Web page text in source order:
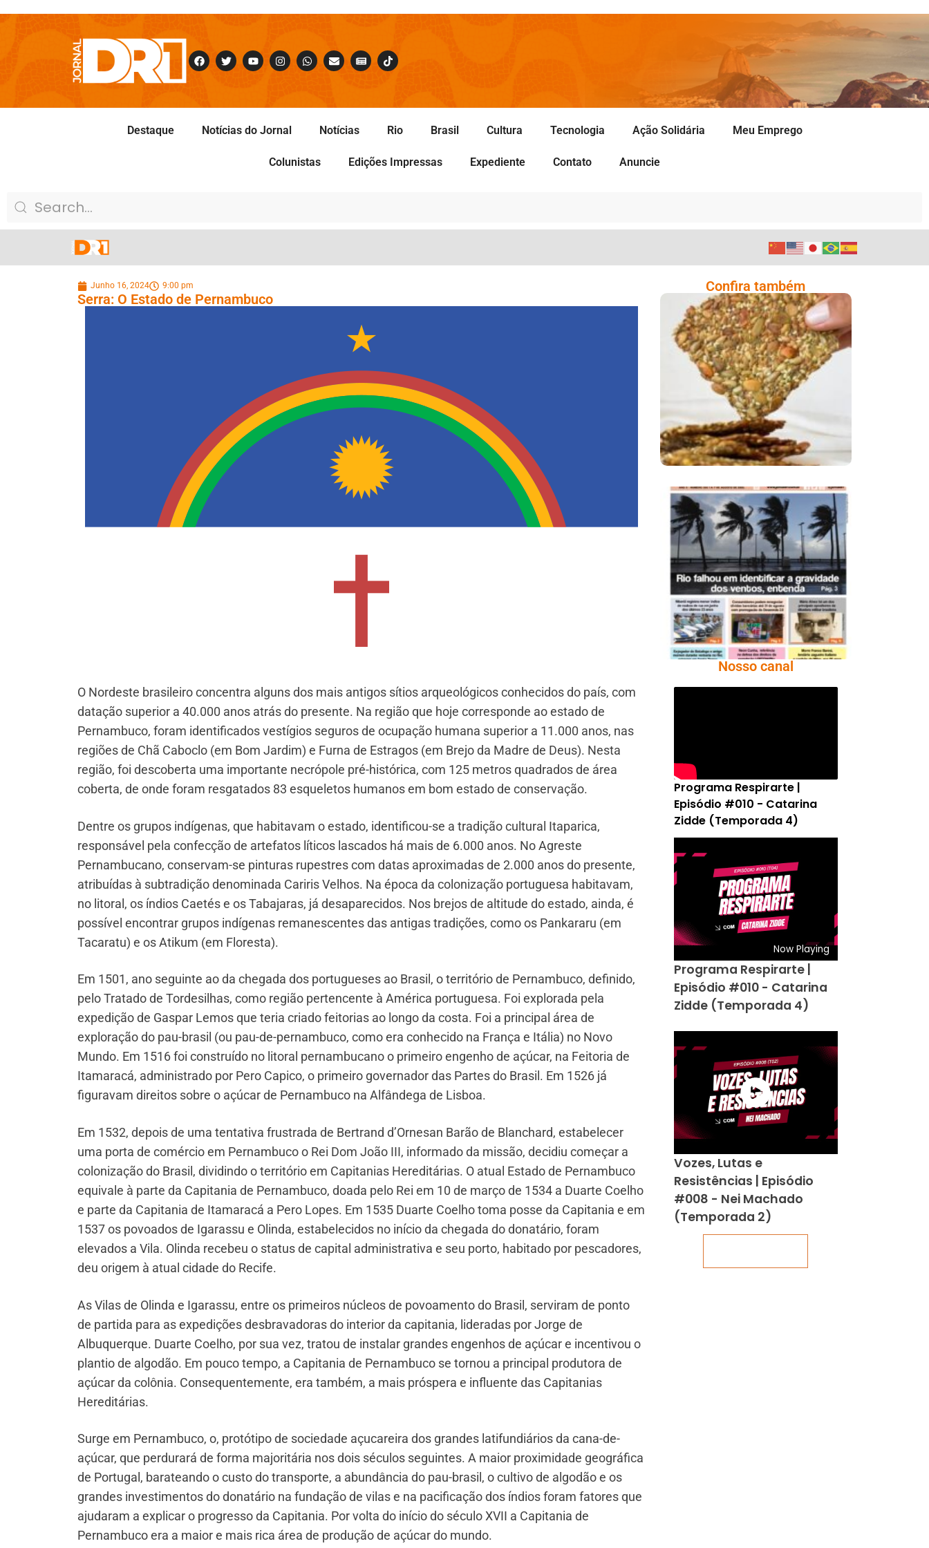
Destaque Notícias do Jornal Notícias Rio Brasil Cultura Tecnologia Ação Solidária Meu Emprego
Colunistas Edições Impressas Expediente Contato Anuncie
Junho 16, 2024 9:00 pm
Serra: O Estado de Pernambuco
O Nordeste brasileiro concentra alguns dos mais antigos sítios arqueológicos conhecidos do país, com
datação superior a 40.000 anos atrás do presente. Na região que hoje corresponde ao estado de
Pernambuco, foram identificados vestígios seguros de ocupação humana superior a 11.000 anos, nas
regiões de Chã Caboclo (em Bom Jardim) e Furna de Estragos (em Brejo da Madre de Deus). Nesta
região, foi descoberta uma importante necrópole pré-histórica, com 125 metros quadrados de área
coberta, de onde foram resgatados 83 esqueletos humanos em bom estado de conservação.
Dentre os grupos indígenas, que habitavam o estado, identificou-se a tradição cultural Itaparica,
responsável pela confecção de artefatos líticos lascados há mais de 6.000 anos. No Agreste
Pernambucano, conservam-se pinturas rupestres com datas aproximadas de 2.000 anos do presente,
atribuídas à subtradição denominada Cariris Velhos. Na época da colonização portuguesa habitavam,
no litoral, os índios Caetés e os Tabajaras, já desaparecidos. Nos brejos de altitude do estado, ainda, é
possível encontrar grupos indígenas remanescentes das antigas tradições, como os Pankararu (em
Tacaratu) e os Atikum (em Floresta).
Em 1501, ano seguinte ao da chegada dos portugueses ao Brasil, o território de Pernambuco, definido,
pelo Tratado de Tordesilhas, como região pertencente à América portuguesa. Foi explorada pela
expedição de Gaspar Lemos que teria criado feitorias ao longo da costa. Foi a principal área de
exploração do pau-brasil (ou pau-de-pernambuco, como era conhecido na França e Itália) no Novo
Mundo. Em 1516 foi construído no litoral pernambucano o primeiro engenho de açúcar, na Feitoria de
Itamaracá, administrado por Pero Capico, o primeiro governador das Partes do Brasil. Em 1526 já
figuravam direitos sobre o açúcar de Pernambuco na Alfândega de Lisboa.
Em 1532, depois de uma tentativa frustrada de Bertrand d’Ornesan Barão de Blanchard, estabelecer
uma porta de comércio em Pernambuco o Rei Dom João III, informado da missão, decidiu começar a
colonização do Brasil, dividindo o território em Capitanias Hereditárias. O atual Estado de Pernambuco
equivale à parte da Capitania de Pernambuco, doada pelo Rei em 10 de março de 1534 a Duarte Coelho
e parte da Capitania de Itamaracá a Pero Lopes. Em 1535 Duarte Coelho toma posse da Capitania e em
1537 os povoados de Igarassu e Olinda, estabelecidos no início da chegada do donatário, foram
elevados a Vila. Olinda recebeu o status de capital administrativa e seu porto, habitado por pescadores,
deu origem à atual cidade do Recife.
As Vilas de Olinda e Igarassu, entre os primeiros núcleos de povoamento do Brasil, serviram de ponto
de partida para as expedições desbravadoras do interior da capitania, lideradas por Jorge de
Albuquerque. Duarte Coelho, por sua vez, tratou de instalar grandes engenhos de açúcar e incentivou o
plantio de algodão. Em pouco tempo, a Capitania de Pernambuco se tornou a principal produtora de
açúcar da colônia. Consequentemente, era também, a mais próspera e influente das Capitanias
Hereditárias.
Surge em Pernambuco, o, protótipo de sociedade açucareira dos grandes latifundiários da cana-de-
açúcar, que perdurará de forma majoritária nos dois séculos seguintes. A maior proximidade geográfica
de Portugal, barateando o custo do transporte, a abundância do pau-brasil, o cultivo de algodão e os
grandes investimentos do donatário na fundação de vilas e na pacificação dos índios foram fatores que
ajudaram a explicar o progresso da Capitania. Por volta do início do século XVII a Capitania de
Pernambuco era a maior e mais rica área de produção de açúcar do mundo.
Confira também
Comer Bem: Cracker
De Sementes
Ano X – Número 366
01 A 07 De Agosto De
2026
Nosso canal
Programa Respirarte |
Episódio #010 - Catarina
Zidde (Temporada 4)
Now Playing
Programa Respirarte |
Episódio #010 - Catarina
Zidde (Temporada 4)
Vozes, Lutas e
Resistências | Episódio
#008 - Nei Machado
(Temporada 2)